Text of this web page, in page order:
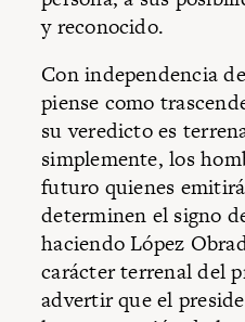
y reconocido.
Con independencia
piense como
su veredicto es
simplemente, los
futuro quienes
determinen el signo
haciendo López
carácter terrenal del
advertir que el